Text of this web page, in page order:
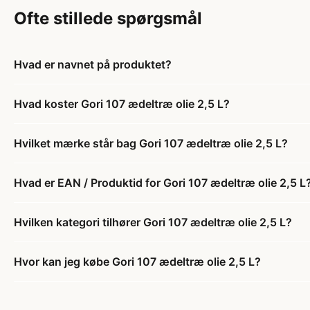
Ofte stillede spørgsmål
Hvad er navnet på produktet?
Hvad koster Gori 107 ædeltræ olie 2,5 L?
Hvilket mærke står bag Gori 107 ædeltræ olie 2,5 L?
Hvad er EAN / Produktid for Gori 107 ædeltræ olie 2,5
Hvilken kategori tilhører Gori 107 ædeltræ olie 2,5 L?
Hvor kan jeg købe Gori 107 ædeltræ olie 2,5 L?